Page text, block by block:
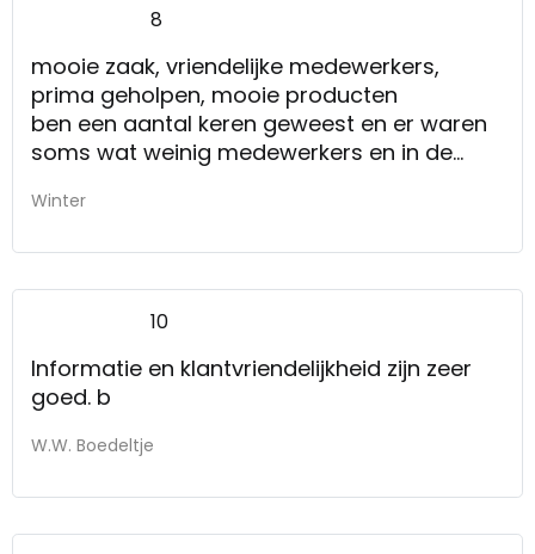
8
mooie zaak, vriendelijke medewerkers,
prima geholpen, mooie producten
ben een aantal keren geweest en er waren
soms wat weinig medewerkers en in de
Winter
10
Informatie en klantvriendelijkheid zijn zeer
goed. b
W.W. Boedeltje